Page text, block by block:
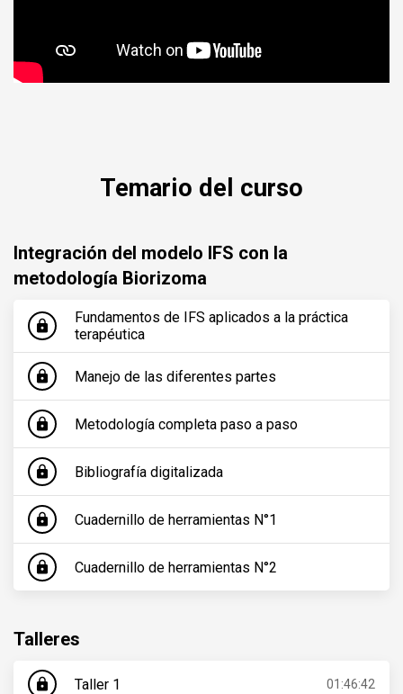
Temario del curso
Integración del modelo IFS con la
metodología Biorizoma
lock
Fundamentos de IFS aplicados a la práctica
terapéutica
lock Manejo de las diferentes partes
lock Metodología completa paso a paso
lock Bibliografía digitalizada
lock Cuadernillo de herramientas N°1
lock Cuadernillo de herramientas N°2
Talleres
lock Taller 1 01:46:42